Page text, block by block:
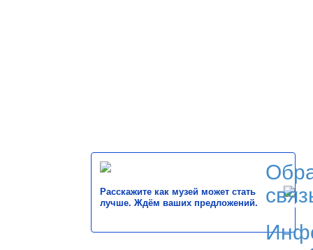
Расскажите как музей может стать
лучше. Ждём ваших предложений.